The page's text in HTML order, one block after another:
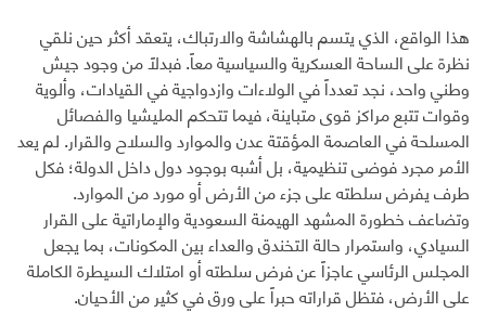
هذا الواقع، الذي يتسم بالهشاشة والارتباك، يتعقد أكثر حين نلقي
نظرة على الساحة العسكرية والسياسية معاً. فبدلاً من وجود جيش
وطني واحد، نجد تعدداً في الولاءات وازدواجية في القيادات، وألوية
وقوات تتبع مراكز قوى متباينة، فيما تتحكم المليشيا والفصائل
المسلحة في العاصمة المؤقتة عدن والموارد والسلاح والقرار. لم يعد
الأمر مجرد فوضى تنظيمية، بل أشبه بوجود دول داخل الدولة؛ فكل
طرف يفرض سلطته على جزء من الأرض أو مورد من الموارد.
وتضاعف خطورة المشهد الهيمنة السعودية والإماراتية على القرار
السيادي، واستمرار حالة التخندق والعداء بين المكونات، بما يجعل
المجلس الرئاسي عاجزاً عن فرض سلطته أو امتلاك السيطرة الكاملة
على الأرض، فتظل قراراته حبراً على ورق في كثير من الأحيان.